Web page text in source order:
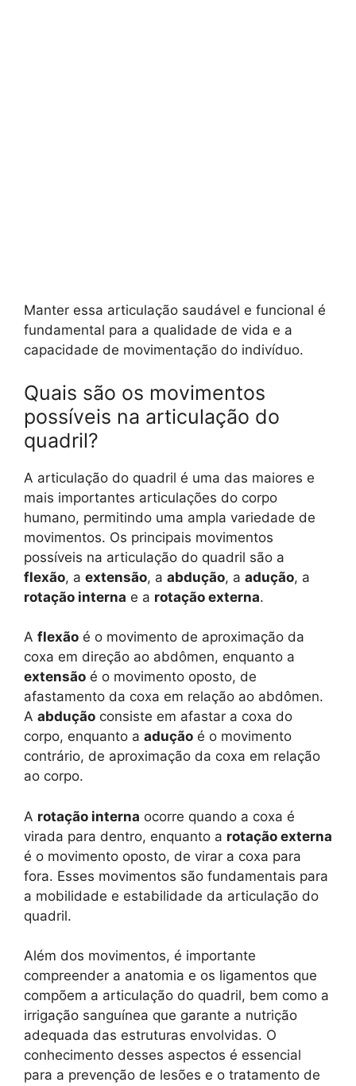
Manter essa articulação saudável e funcional é
fundamental para a qualidade de vida e a
capacidade de movimentação do indivíduo.
Quais são os movimentos
possíveis na articulação do
quadril?
A articulação do quadril é uma das maiores e
mais importantes articulações do corpo
humano, permitindo uma ampla variedade de
movimentos. Os principais movimentos
possíveis na articulação do quadril são a
flexão, a extensão, a abdução, a adução, a
rotação interna e a rotação externa.
A flexão é o movimento de aproximação da
coxa em direção ao abdômen, enquanto a
extensão é o movimento oposto, de
afastamento da coxa em relação ao abdômen.
A abdução consiste em afastar a coxa do
corpo, enquanto a adução é o movimento
contrário, de aproximação da coxa em relação
ao corpo.
A rotação interna ocorre quando a coxa é
virada para dentro, enquanto a rotação externa
é o movimento oposto, de virar a coxa para
fora. Esses movimentos são fundamentais para
a mobilidade e estabilidade da articulação do
quadril.
Além dos movimentos, é importante
compreender a anatomia e os ligamentos que
compõem a articulação do quadril, bem como a
irrigação sanguínea que garante a nutrição
adequada das estruturas envolvidas. O
conhecimento desses aspectos é essencial
para a prevenção de lesões e o tratamento de